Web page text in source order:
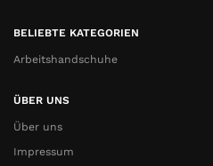
BELIEBTE KATEGORIEN
Arbeitshandschuhe
ÜBER UNS
Über uns
Impressum